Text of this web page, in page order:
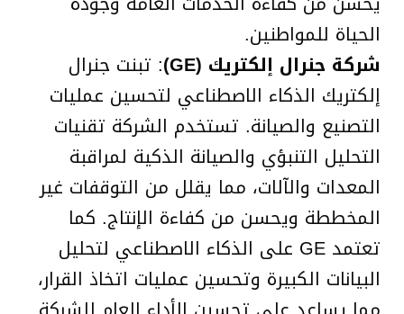
الحياة للمواطنين.
شركة جنرال إلكتريك (GE)
: تبنت جنرال
إلكتريك الذكاء الاصطناعي لتحسين عمليات
التصنيع والصيانة. تستخدم الشركة تقنيات
التحليل التنبؤي والصيانة الذكية لمراقبة
المعدات والآلات، مما يقلل من التوقفات غير
المخططة ويحسن من كفاءة الإنتاج. كما
تعتمد GE على الذكاء الاصطناعي لتحليل
البيانات الكبيرة وتحسين عمليات اتخاذ القرار،